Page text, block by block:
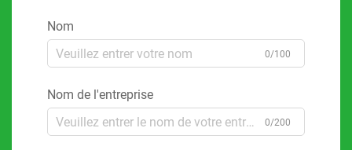
Nom
0/100
Nom de l'entreprise
0/200